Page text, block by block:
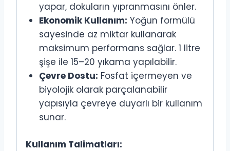
yapar, dokuların yıpranmasını önler.
Ekonomik Kullanım: Yoğun formülü
sayesinde az miktar kullanarak
maksimum performans sağlar. 1 litre
şişe ile 15–20 yıkama yapılabilir.
Çevre Dostu: Fosfat içermeyen ve
biyolojik olarak parçalanabilir
yapısıyla çevreye duyarlı bir kullanım
sunar.
Kullanım Talimatları: